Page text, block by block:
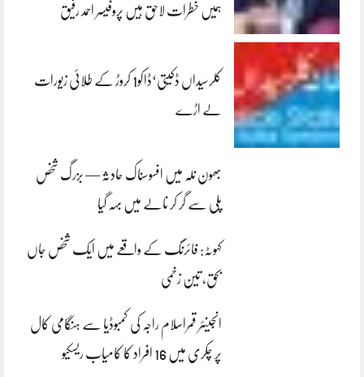
ہمیں خطرات لاحق ہیں پروفیسر احمد رفیق
کلرسیداں ڈکیتی‘ڈاکو1 کروڑ کے طلائی زیورات
لے اڑے
بھون نلہ میں افسوسناک حادثہ — بزرگ شخص
پلی سے گر کر نالے میں بہہ گیا
کہوٹہ: فائرنگ کے واقعے میں ایک شخص جاں
بحق، تین زخمی
انجینئر قمراسلام راجہ کی کمبوڈیا سے ہنگامی کال
پر چکری میں 16 افراد کا کامیاب ریسکیو